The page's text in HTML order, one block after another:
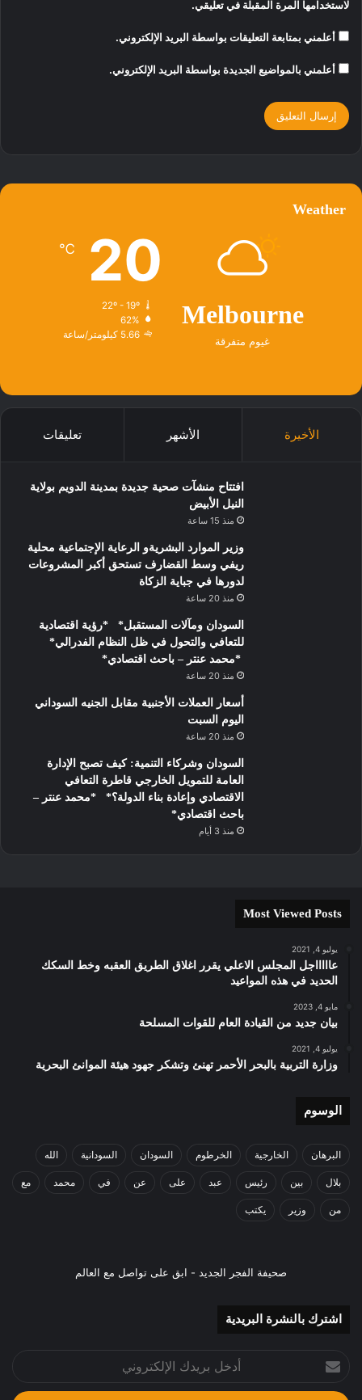
لاستخدامها المرة المقبلة في تعليقي.
أعلمني بمتابعة التعليقات بواسطة البريد الإلكتروني.
أعلمني بالمواضيع الجديدة بواسطة البريد الإلكتروني.
Weather
Melbourne
غيوم متفرقة
20
℃
22º - 19º
62%
5.66 كيلومتر/ساعة
الأخيرة الأشهر تعليقات
افتتاح منشآت صحية جديدة بمدينة الدويم بولاية
النيل الأبيض
منذ 15 ساعة
وزير الموارد البشريةو الرعاية الإجتماعية محلية
ريفي وسط القضارف تستحق أكبر المشروعات
لدورها في جباية الزكاة
منذ 20 ساعة
السودان ومآلات المستقبل* *رؤية اقتصادية
للتعافي والتحول في ظل النظام الفدرالي*
*محمد عنتر – باحث اقتصادي*
منذ 20 ساعة
أسعار العملات الأجنبية مقابل الجنيه السوداني
اليوم السبت
منذ 20 ساعة
السودان وشركاء التنمية: كيف تصبح الإدارة
العامة للتمويل الخارجي قاطرة التعافي
الاقتصادي وإعادة بناء الدولة؟* *محمد عنتر –
باحث اقتصادي*
منذ 3 أيام
Most Viewed Posts
يوليو 4, 2021
عاااااجل المجلس الاعلي يقرر اغلاق الطريق العقبه وخط السكك
الحديد في هذه المواعيد
مايو 4, 2023
بيان جديد من القيادة العام للقوات المسلحة
يوليو 4, 2021
وزارة التربية بالبحر الأحمر تهنئ وتشكر جهود هيئة الموانئ البحرية
الوسوم
البرهان الخارجية الخرطوم السودان السودانية الله
بلال بين رئيس عبد على عن في محمد مع
من وزير يكتب
صحيفة الفجر الجديد - ابق على تواصل مع العالم
اشترك بالنشرة البريدية
بريدك
الإلكتروني